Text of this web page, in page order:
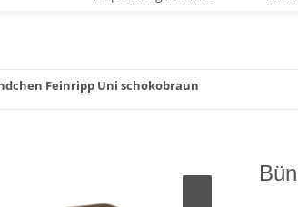
Feinripp Uni schokobraun